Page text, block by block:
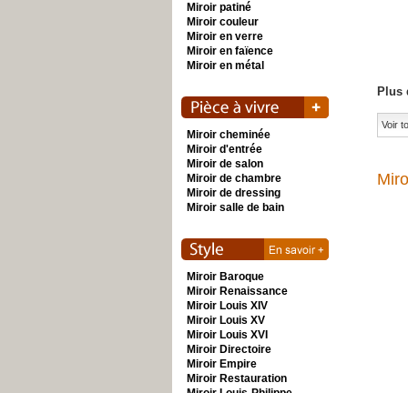
Plus
Voir
Miroir patiné
Miroir couleur
Miroir en verre
Miroir en faïence
Miroir en métal
Miroir cheminée
Miroir d'entrée
Miroir de salon
Miroir de chambre
Miroir de dressing
Miroir salle de bain
Miroir Baroque
Miroir Renaissance
Miroir Louis XIV
Miroir Louis XV
Miroir Louis XVI
Miroir Directoire
Miroir Empire
Miroir Restauration